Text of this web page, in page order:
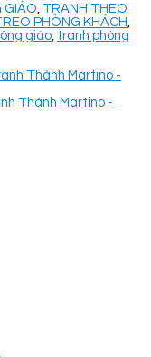
GIÁO TRANH THEO
PHÒNG KHÁCH
giáo tranh phòng